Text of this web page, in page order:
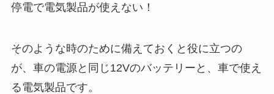
停電で電気製品が使えない！
そのような時のために備えておくと役に立つの
が、車の電源と同じ12Vのバッテリーと、車で使え
る電気製品です。